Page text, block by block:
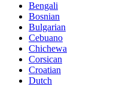
Bengali
Bosnian
Bulgarian
Cebuano
Chichewa
Corsican
Croatian
Dutch